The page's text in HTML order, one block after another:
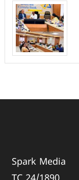
Spark Media